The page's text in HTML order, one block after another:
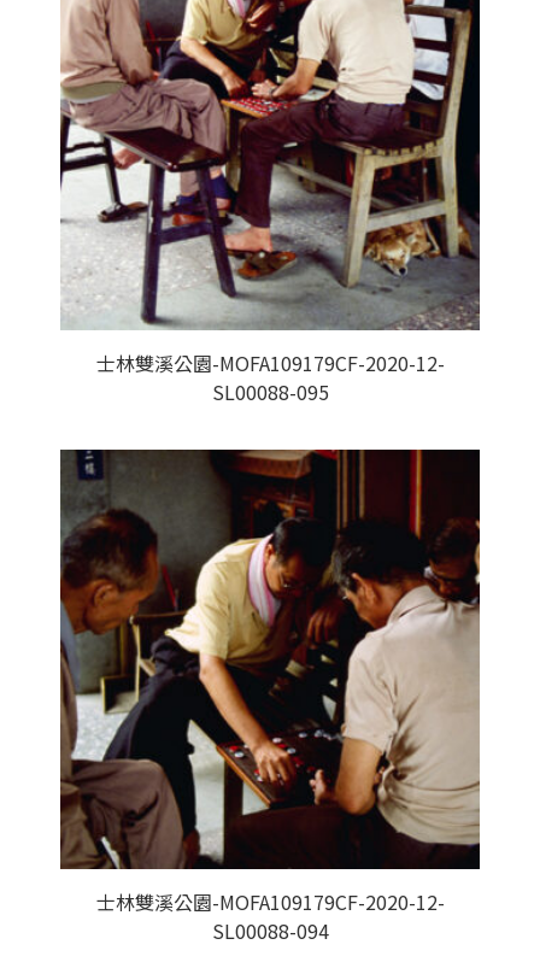
士林雙溪公園-MOFA109179CF-2020-12-
SL00088-095
士林雙溪公園-MOFA109179CF-2020-12-
SL00088-094